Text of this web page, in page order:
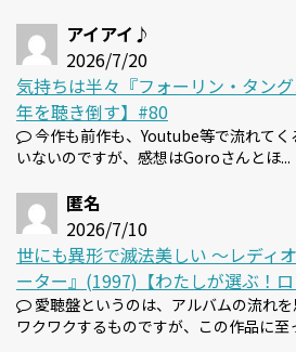
アイアイ♪
2026/7/20
気持ちは半々『フォーリン・タン
年を聴き倒す】#80
今作も前作も、Youtube等で流れてく
いないのですが、感想はGoroさんとほ...
匿名
2026/7/10
世にも異形で滅法美しい 〜レディ
ーター』(1997)【わたしが選ぶ！
愛聴盤というのは、アルバムの流れ
ワクワクするものですが、この作品に至